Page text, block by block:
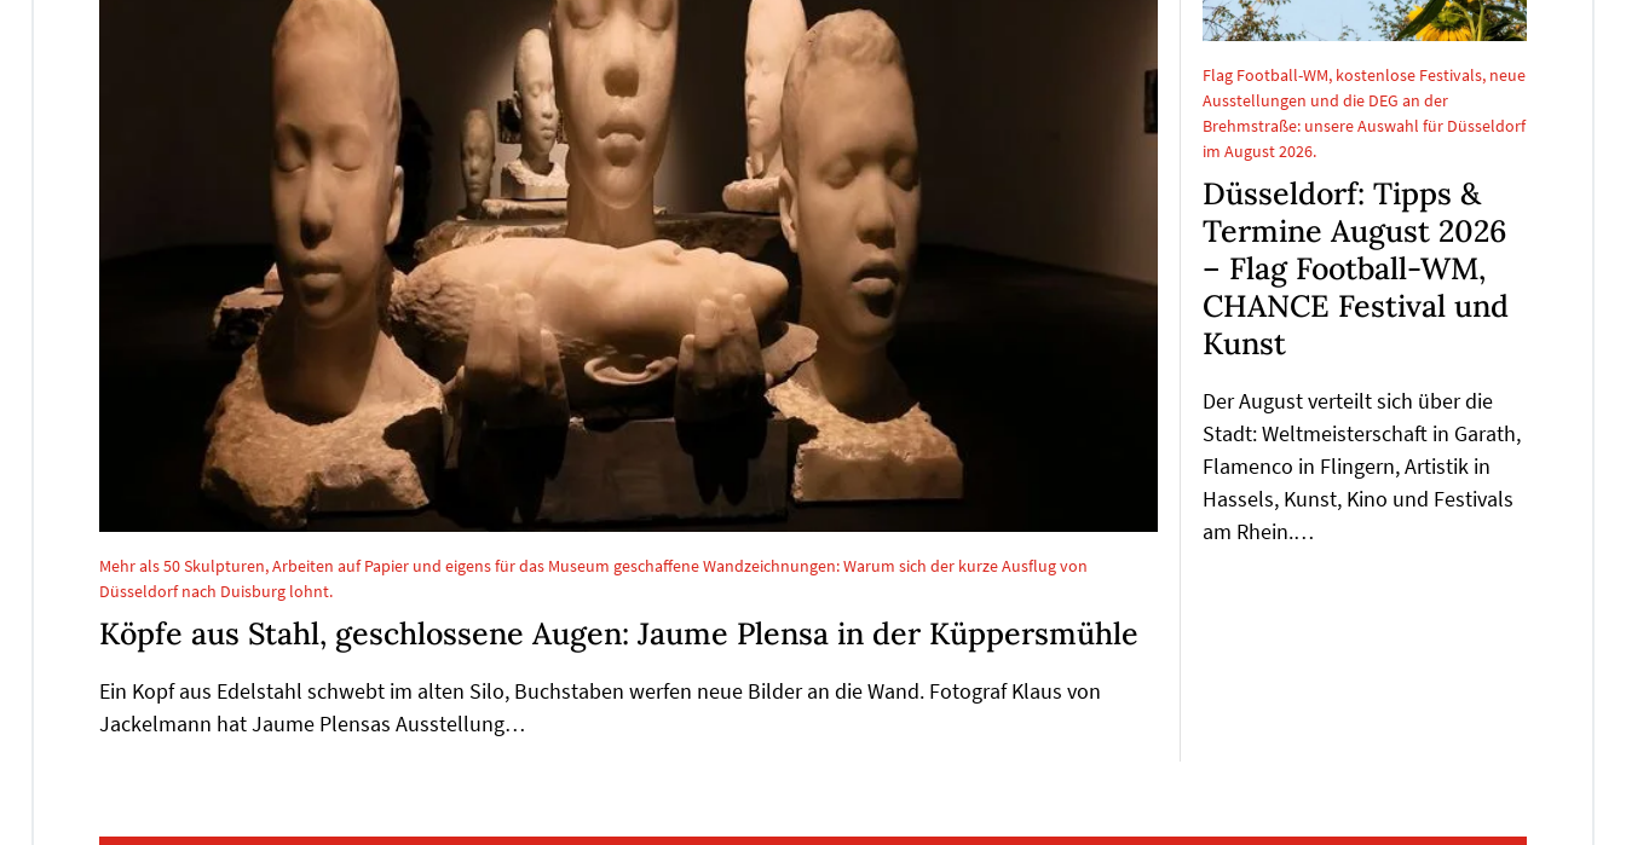
Mehr als 50 Skulpturen, Arbeiten auf Papier und eigens für das Museum geschaffene Wandzeichnungen: Warum sich der kurze Ausflug von
Düsseldorf nach Duisburg lohnt.
Köpfe aus Stahl, geschlossene Augen: Jaume Plensa in der Küppersmühle
Ein Kopf aus Edelstahl schwebt im alten Silo, Buchstaben werfen neue Bilder an die Wand. Fotograf Klaus von
Jackelmann hat Jaume Plensas Ausstellung…
Flag Football-WM, kostenlose Festivals, neue
Ausstellungen und die DEG an der
Brehmstraße: unsere Auswahl für Düsseldorf
im August 2026.
Düsseldorf: Tipps &
Termine August 2026
– Flag Football-WM,
CHANCE Festival und
Kunst
Der August verteilt sich über die
Stadt: Weltmeisterschaft in Garath,
Flamenco in Flingern, Artistik in
Hassels, Kunst, Kino und Festivals
am Rhein.…